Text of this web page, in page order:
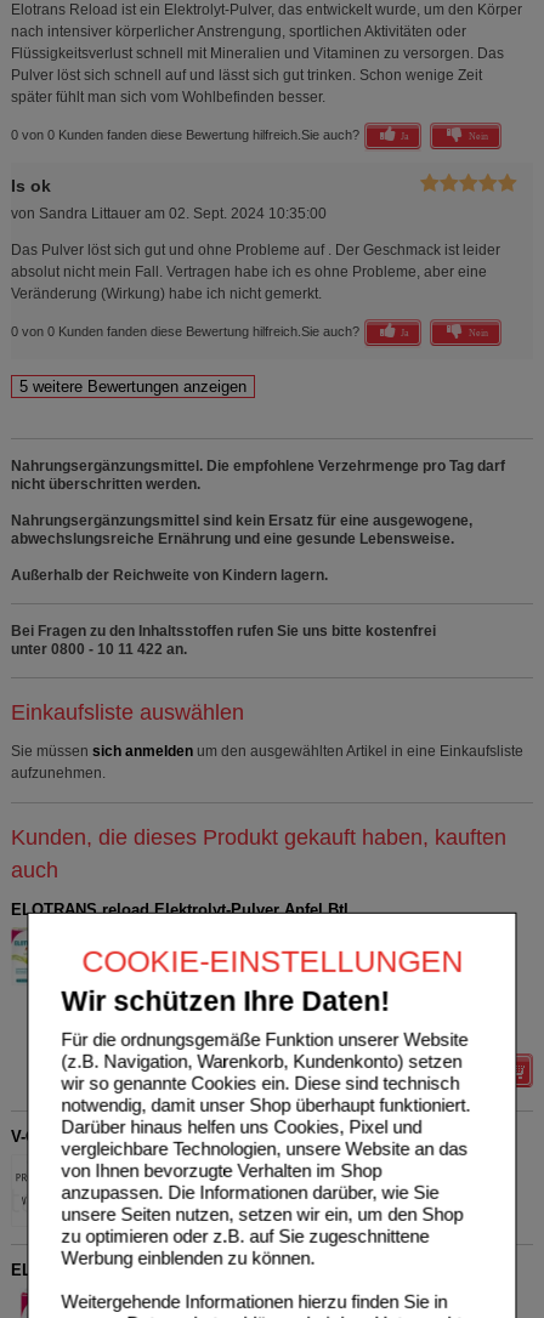
COOKIE-EINSTELLUNGEN
Wir schützen Ihre Daten!
Für die ordnungsgemäße Funktion unserer Website
(z.B. Navigation, Warenkorb, Kundenkonto) setzen
wir so genannte Cookies ein. Diese sind technisch
notwendig, damit unser Shop überhaupt funktioniert.
Darüber hinaus helfen uns Cookies, Pixel und
vergleichbare Technologien, unsere Website an das
von Ihnen bevorzugte Verhalten im Shop
anzupassen. Die Informationen darüber, wie Sie
unsere Seiten nutzen, setzen wir ein, um den Shop
zu optimieren oder z.B. auf Sie zugeschnittene
Werbung einblenden zu können.
Weitergehende Informationen hierzu finden Sie in
Elotrans Reload ist ein Elektrolyt-Pulver, das entwickelt wurde, um den Körper
nach intensiver körperlicher Anstrengung, sportlichen Aktivitäten oder
Flüssigkeitsverlust schnell mit Mineralien und Vitaminen zu versorgen. Das
Pulver löst sich schnell auf und lässt sich gut trinken. Schon wenige Zeit
später fühlt man sich vom Wohlbefinden besser.
0 von 0 Kunden fanden diese Bewertung hilfreich.Sie auch? Ja Nein
Is ok
von Sandra Littaueram 02. Sept. 2024 10:35:00
Das Pulver löst sich gut und ohne Probleme auf . Der Geschmack ist leider
absolut nicht mein Fall. Vertragen habe ich es ohne Probleme, aber eine
Veränderung (Wirkung) habe ich nicht gemerkt.
0 von 0 Kunden fanden diese Bewertung hilfreich. Sie auch? Ja Nein
Nahrungsergänzungsmittel. Die empfohlene Verzehrmenge pro Tag darf
nicht überschritten werden.
Nahrungsergänzungsmittel sind kein Ersatz für eine ausgewogene,
abwechslungsreiche Ernährung und eine gesunde Lebensweise.
Außerhalb der Reichweite von Kindern lagern.
Bei Fragen zu den Inhaltsstoffen rufen Sie uns bitte kostenfrei
unter 0800 - 10 11 422 an.
Einkaufsliste auswählen
Sie müssen sich anmelden um den ausgewählten Artikel in eine Einkaufsliste
aufzunehmen.
Kunden, die dieses Produkt gekauft haben, kauften
auch
ELOTRANS reload Elektrolyt-Pulver Apfel Btl.
Deutschland GmbH
15X7.45
Pulver
UVP
Sie sparen
Grundpreis
82,24 €
Details
V-ONPACK ELOTRANS PROTEINSCHAKER
STADA Consumer Health
Deutschland GmbH
1St 80062274
ELOTRANS Pulver
STADA Consumer Health